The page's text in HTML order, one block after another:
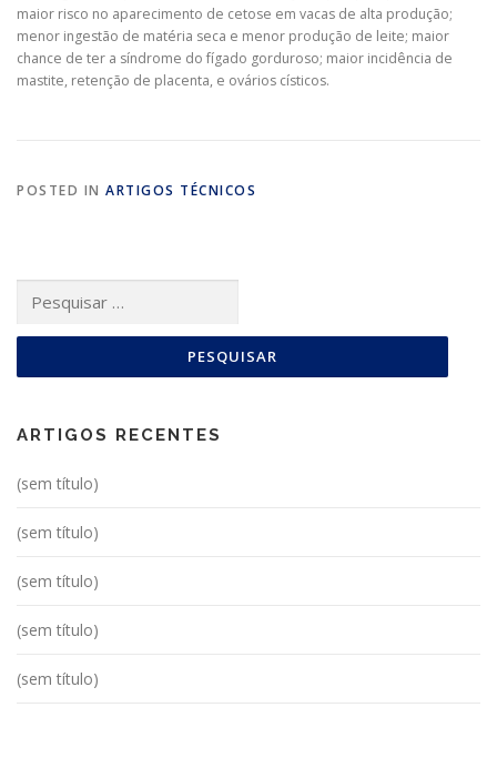
maior risco no aparecimento de cetose em vacas de alta produção;
menor ingestão de matéria seca e menor produção de leite; maior
chance de ter a síndrome do fígado gorduroso; maior incidência de
mastite, retenção de placenta, e ovários císticos.
POSTED IN ARTIGOS TÉCNICOS
por:
ARTIGOS RECENTES
(sem título)
(sem título)
(sem título)
(sem título)
(sem título)